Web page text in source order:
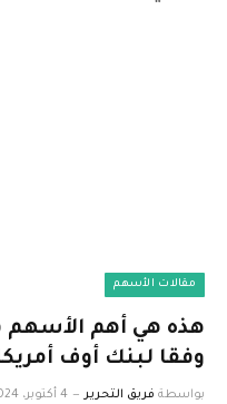
مقالات الأسهم
هذه هي أهم الأسهم
وفقا لبنك أوف
بواسطة فريق التحرير 4 أكتوبر، 2024